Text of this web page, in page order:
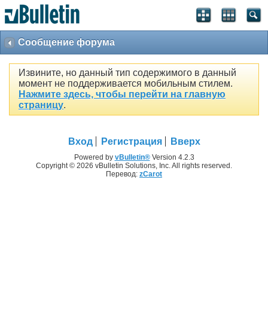
Сообщение форума
Извините, но данный тип содержимого в данный
момент не поддерживается мобильным стилем.
Нажмите здесь, чтобы перейти на главную
страницу.
Вход Регистрация Вверх
Powered by vBulletin®Version 4.2.3
Copyright © 2026 vBulletin Solutions, Inc. All rights reserved.
Перевод: zCarot